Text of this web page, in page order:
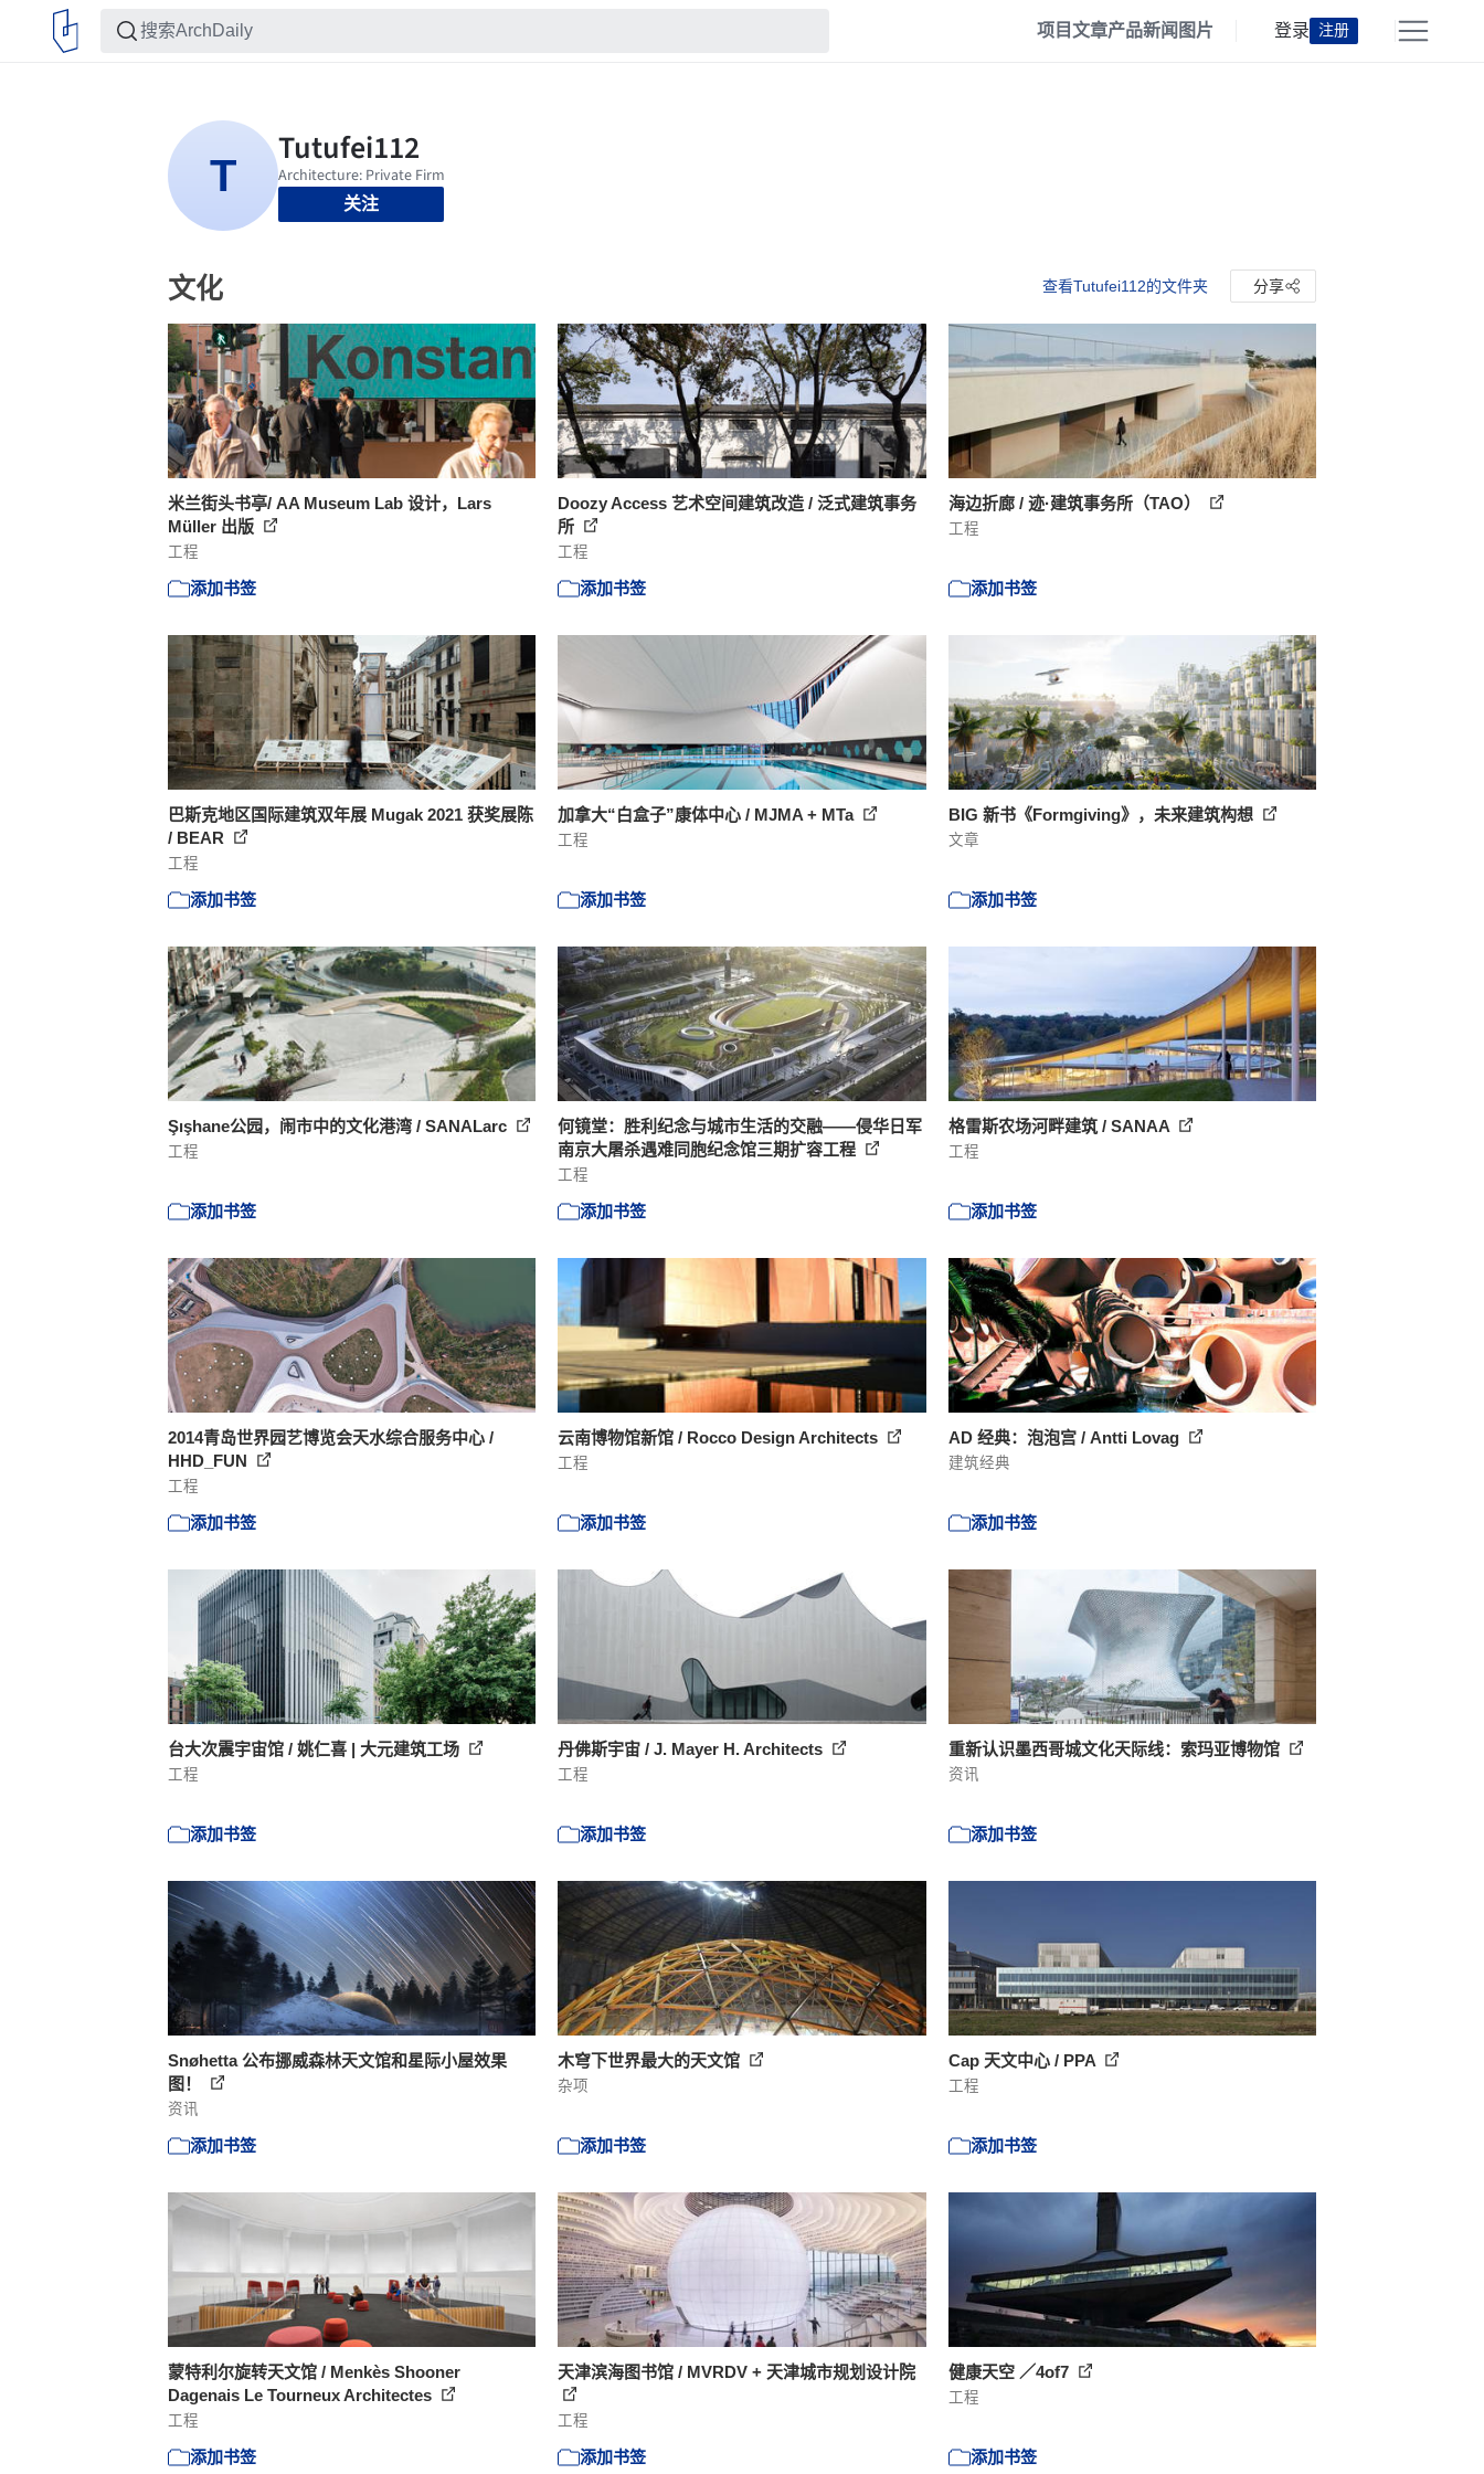
项目文章产品新闻 图片 登录 注册
关注
文化 查看Tutufei112的文件夹 分享
米兰街头书亭/ AA Museum Lab 设计，Lars
Müller 出版
工程
添加书签
Doozy Access 艺术空间建筑改造 / 泛式建筑事务
所
工程
添加书签
海边折廊 / 迹·建筑事务所（TAO）
工程
添加书签
巴斯克地区国际建筑双年展 Mugak 2021 获奖展陈
/ BEAR
工程
添加书签
加拿大“白盒子”康体中心 / MJMA + MTa
工程
添加书签
BIG 新书《Formgiving》，未来建筑构想
文章
添加书签
Şışhane公园，闹市中的文化港湾 / SANALarc
工程
添加书签
何镜堂：胜利纪念与城市生活的交融——侵华日军
南京大屠杀遇难同胞纪念馆三期扩容工程
工程
添加书签
格雷斯农场河畔建筑 / SANAA
工程
添加书签
2014青岛世界园艺博览会天水综合服务中心 /
HHD_FUN
工程
添加书签
云南博物馆新馆 / Rocco Design Architects
工程
添加书签
AD 经典：泡泡宫 / Antti Lovag
建筑经典
添加书签
台大次震宇宙馆 / 姚仁喜 | 大元建筑工场
工程
添加书签
丹佛斯宇宙 / J. Mayer H. Architects
工程
添加书签
重新认识墨西哥城文化天际线：索玛亚博物馆
资讯
添加书签
Snøhetta 公布挪威森林天文馆和星际小屋效果
图！
资讯
添加书签
木穹下世界最大的天文馆
杂项
添加书签
Cap 天文中心 / PPA
工程
添加书签
蒙特利尔旋转天文馆 / Menkès Shooner
Dagenais Le Tourneux Architectes
工程
添加书签
天津滨海图书馆 / MVRDV + 天津城市规划设计院
工程
添加书签
健康天空 ／4of7
工程
添加书签